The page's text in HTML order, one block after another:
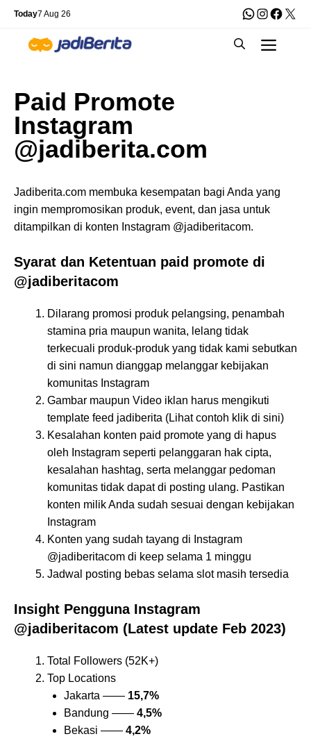
Skip
content
Today7 Aug 26 WhatsApp
X
Paid Promote
Instagram
@jadiberita.com
Jadiberita.com membuka kesempatan bagi Anda yang
ingin mempromosikan produk, event, dan jasa untuk
ditampilkan di konten Instagram @jadiberitacom.
Syarat dan Ketentuan paid promote di
@jadiberitacom
Dilarang promosi produk pelangsing, penambah
stamina pria maupun wanita, lelang tidak
terkecuali produk-produk yang tidak kami sebutkan
di sini namun dianggap melanggar kebijakan
komunitas Instagram
Gambar maupun Video iklan harus mengikuti
template feed jadiberita (Lihat contoh klik di sini)
Kesalahan konten paid promote yang di hapus
oleh Instagram seperti pelanggaran hak cipta,
kesalahan hashtag, serta melanggar pedoman
komunitas tidak dapat di posting ulang. Pastikan
konten milik Anda sudah sesuai dengan kebijakan
Instagram
Konten yang sudah tayang di Instagram
@jadiberitacom di keep selama 1 minggu
Jadwal posting bebas selama slot masih tersedia
Insight Pengguna Instagram
@jadiberitacom (Latest update Feb 2023)
Total Followers (52K+)
Top Locations
Jakarta —— 15,7%
Bandung —— 4,5%
Bekasi —— 4,2%